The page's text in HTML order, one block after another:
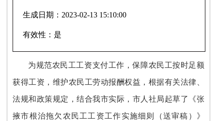
生成日期： 2023-02-13 15:10:00
有效性： 是
为规范农民工工资支付工作，保障农民工按时足额
获得工资，维护农民工劳动报酬权益，根据有关法律、
法规和政策规定，结合我市实际，市人社局起草了《张
掖市根治拖欠农民工工资工作实施细则（送审稿）》